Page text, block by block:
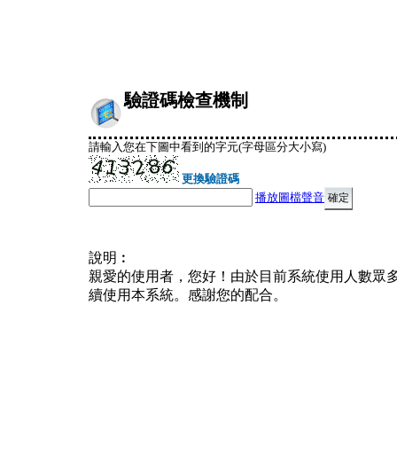
驗證碼檢查機制
請輸入您在下圖中看到的字元(字母區分大小寫)
更換驗證碼
播放圖檔聲音
說明︰
親愛的使用者，您好！由於目前系統使用人數眾
續使用本系統。感謝您的配合。